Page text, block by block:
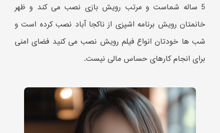
5 ساله شماست و مرتب رویش بازی نصب می کند و ظهر
خانمتان رویش برنامه اشپزی از ناکجا آباد نصب کرده است و
شب ها خودتان انواع فیلم رویش نصب می کنید فضای امنی
برای انجام کارهای حساس مالی نیست.